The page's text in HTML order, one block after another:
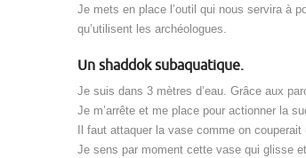
Je mets en place l’outil qui nous servira à
qu’utilisent les archéologues.
Un shaddok subaquatique.
Je suis dans 3 mètres d’eau. Grâce aux
Je m’arrête et me place pour actionner la
Il faut attaquer la vase comme on
Je sens par moment cette vase qui glisse